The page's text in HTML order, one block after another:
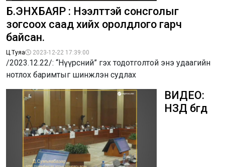
Б.ЭНХБАЯР : Нээлттэй сонсголыг
зогсоох саад хийх оролдлого гарч
байсан.
Ц.Туяа 2023-12-22 17:39:00
/2023.12.22/: “Нүүрсний” гэх тодотголтой энэ удаагийн
нотлох баримтыг шинжлэн судлах
ВИДЕО:
НЗД бөгөөд